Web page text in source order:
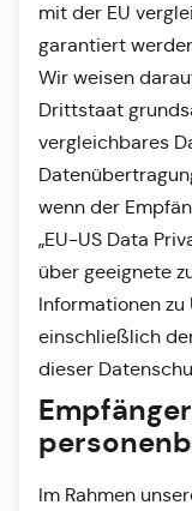
mit der EU
garantiert
Wir weisen
Drittstaat
vergleichbares
wenn der
„EU-US Data
über geeignete
Informationen
einschließlich
dieser
Im Rahmen